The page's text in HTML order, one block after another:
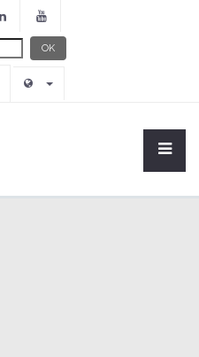
OK